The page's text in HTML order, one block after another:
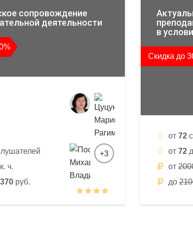
сопровождение
деятельности
ч.
руб.
+3
в
Скидка до
от 72
от 72
от
до